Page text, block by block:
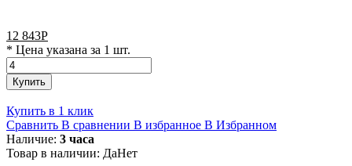
12 843Р
* Цена указана за 1 шт.
Купить
Купить в 1 клик
Сравнить В сравнении В избранное В Избранном
Наличие: 3 часа
Товар в наличии: ДаНет